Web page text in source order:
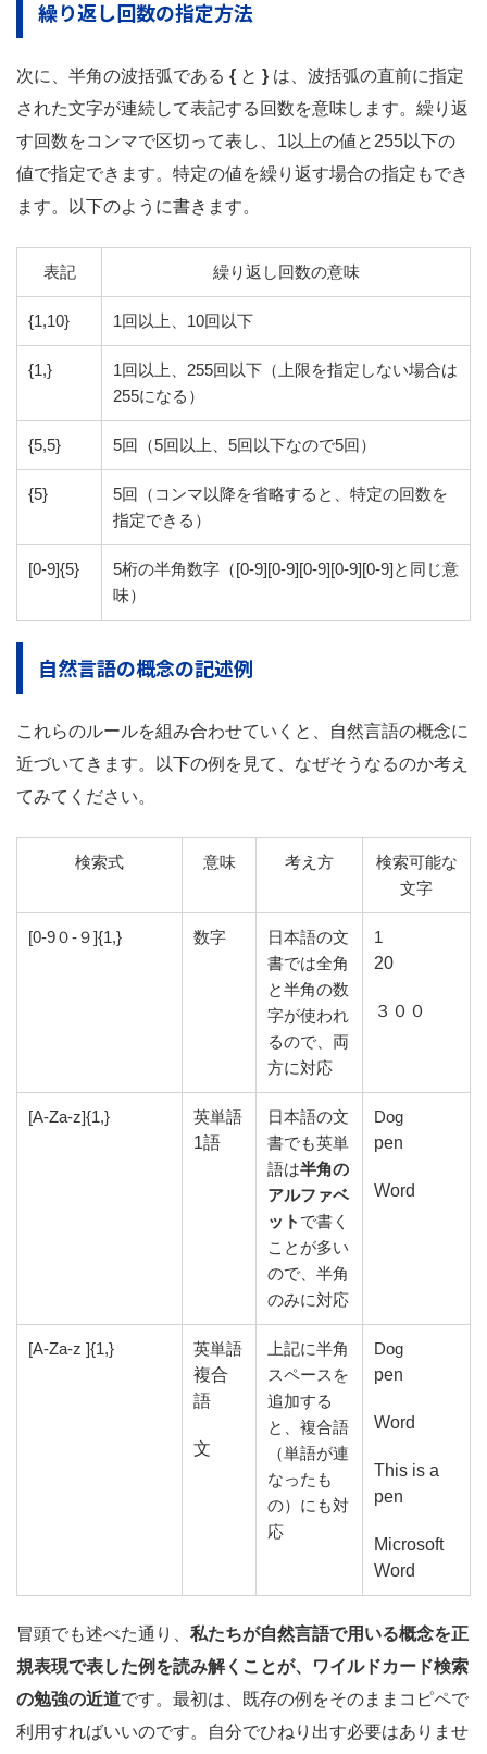
繰り返し回数の指定方法
次に、半角の波括弧である { と } は、波括弧の直前に指定
された文字が連続して表記する回数を意味します。繰り返
す回数をコンマで区切って表し、1以上の値と255以下の
値で指定できます。特定の値を繰り返す場合の指定もでき
ます。以下のように書きます。
表記 繰り返し回数の意味
{1,10} 1回以上、10回以下
{1,}
1回以上、255回以下（上限を指定しない場合は
255になる）
{5,5} 5回（5回以上、5回以下なので5回）
{5}
5回（コンマ以降を省略すると、特定の回数を
指定できる）
[0-9]{5}
5桁の半角数字（[0-9][0-9][0-9][0-9][0-9]と同じ意
味）
自然言語の概念の記述例
これらのルールを組み合わせていくと、自然言語の概念に
近づいてきます。以下の例を見て、なぜそうなるのか考え
てみてください。
検索式 意味 考え方
検索可能な
文字
[0-9０-９]{1,} 数字
日本語の文
書では全角
と半角の数
字が使われ
るので、両
方に対応
1
20
３００
[A-Za-z]{1,}
英単語
1語
日本語の文
書でも英単
語は半角の
アルファベ
ット で書く
ことが多い
ので、半角
のみに対応
Dog
pen
Word
[A-Za-z ]{1,}
英単語
複合
語
文
上記に半角
スペースを
追加する
と、複合語
（単語が連
なったも
の）にも対
応
Dog
pen
Word
This is a
pen
Microsoft
Word
冒頭でも述べた通り、 私たちが自然言語で用いる概念を正
規表現で表した例を読み解くことが、ワイルドカード検索
の勉強の近道です。最初は、既存の例をそのままコピペで
利用すればいいのです。自分でひねり出す必要はありませ